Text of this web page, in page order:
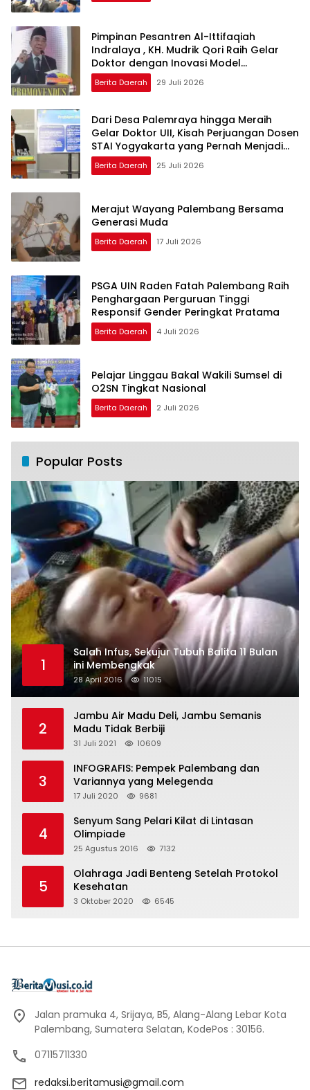
Pimpinan Pesantren Al-Ittifaqiah
Indralaya , KH. Mudrik Qori Raih Gelar
Doktor dengan Inovasi Model
Pembelajaran Nagham Al-Qur’an di UMM
Berita Daerah 29 Juli 2026
Dari Desa Palemraya hingga Meraih
Gelar Doktor UII, Kisah Perjuangan Dosen
STAI Yogyakarta yang Pernah Menjadi
Driver Taksi Online
Berita Daerah 25 Juli 2026
Merajut Wayang Palembang Bersama
Generasi Muda
Berita Daerah 17 Juli 2026
PSGA UIN Raden Fatah Palembang Raih
Penghargaan Perguruan Tinggi
Responsif Gender Peringkat Pratama
Berita Daerah 4 Juli 2026
Pelajar Linggau Bakal Wakili Sumsel di
O2SN Tingkat Nasional
Berita Daerah 2 Juli 2026
Popular Posts
1
Salah Infus, Sekujur Tubuh Balita 11 Bulan
ini Membengkak
28 April 2016 11015
2
Jambu Air Madu Deli, Jambu Semanis
Madu Tidak Berbiji
31 Juli 2021 10609
3
INFOGRAFIS: Pempek Palembang dan
Variannya yang Melegenda
17 Juli 2020 9681
4
Senyum Sang Pelari Kilat di Lintasan
Olimpiade
25 Agustus 2016 7132
5
Olahraga Jadi Benteng Setelah Protokol
Kesehatan
3 Oktober 2020 6545
Jalan pramuka 4, Srijaya, B5, Alang-Alang Lebar Kota
Palembang, Sumatera Selatan, KodePos : 30156.
07115711330
redaksi.beritamusi@gmail.com